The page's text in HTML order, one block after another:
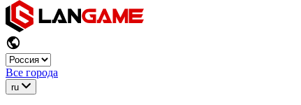
Все города
ru